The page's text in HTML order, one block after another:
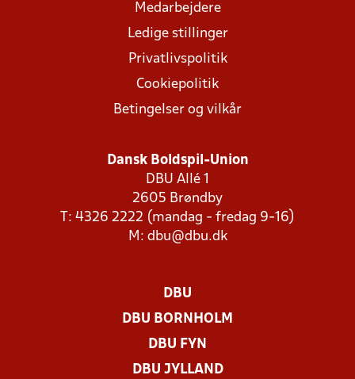
Medarbejdere
Ledige stillinger
Privatlivspolitik
Cookiepolitik
Betingelser og vilkår
Dansk Boldspil-Union
DBU Allé 1
2605 Brøndby
T: 4326 2222 (mandag - fredag 9-16)
M: dbu@dbu.dk
DBU
DBU BORNHOLM
DBU FYN
DBU JYLLAND